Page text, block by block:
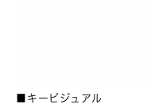
■キービジュアル